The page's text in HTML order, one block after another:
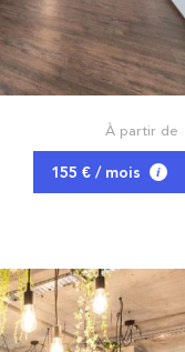
À partir de
155 € / mois